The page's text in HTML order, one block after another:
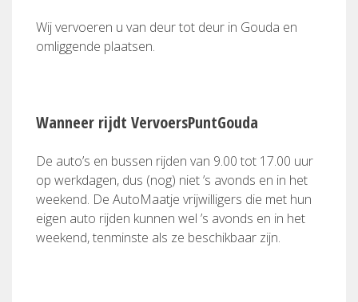
Wij vervoeren u van deur tot deur in Gouda en
omliggende plaatsen.
Wanneer rijdt VervoersPuntGouda
De auto’s en bussen rijden van 9.00 tot 17.00 uur
op werkdagen, dus (nog) niet ’s avonds en in het
weekend. De AutoMaatje vrijwilligers die met hun
eigen auto rijden kunnen wel ’s avonds en in het
weekend, tenminste als ze beschikbaar zijn.